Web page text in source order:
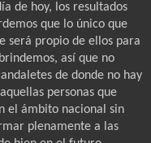
de hoy, los resultados
que lo único que
será propio de ellos para
así que no
de donde no hay
personas que
el ámbito nacional sin
plenamente a las